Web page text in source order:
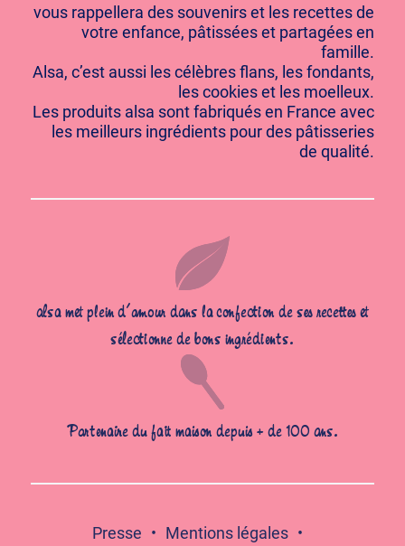
alsa met plein d’amour dans la confection de ses recettes et
sélectionne de bons ingrédients.
Partenaire du fait maison depuis + de 100 ans.
vous rappellera des souvenirs et les recettes de
votre enfance, pâtissées et partagées en
famille.
Alsa, c’est aussi les célèbres flans, les fondants,
les cookies et les moelleux.
Les produits alsa sont fabriqués en France avec
les meilleurs ingrédients pour des pâtisseries
de qualité.
Presse Mentions légales